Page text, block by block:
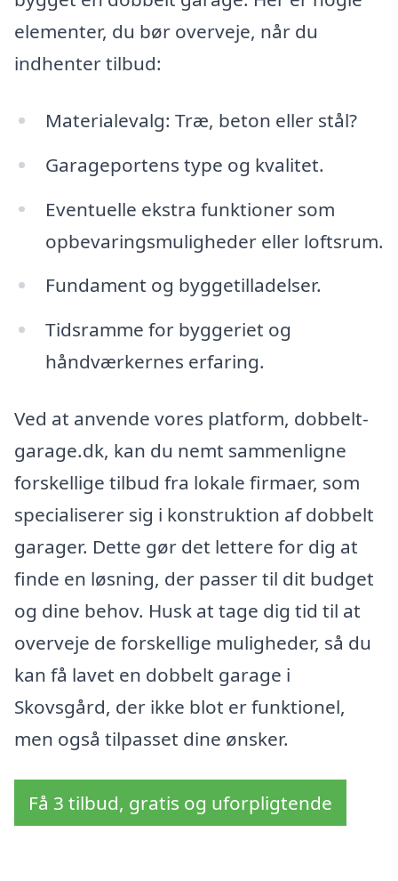
elementer, du bør overveje, når du
indhenter tilbud:
Materialevalg: Træ, beton eller stål?
Garageportens type og kvalitet.
Eventuelle ekstra funktioner som
opbevaringsmuligheder eller loftsrum.
Fundament og byggetilladelser.
Tidsramme for byggeriet og
håndværkernes erfaring.
Ved at anvende vores platform, dobbelt-
garage.dk, kan du nemt sammenligne
forskellige tilbud fra lokale firmaer, som
specialiserer sig i konstruktion af dobbelt
garager. Dette gør det lettere for dig at
finde en løsning, der passer til dit budget
og dine behov. Husk at tage dig tid til at
overveje de forskellige muligheder, så du
kan få lavet en dobbelt garage i
Skovsgård, der ikke blot er funktionel,
men også tilpasset dine ønsker.
Få 3 tilbud, gratis og uforpligtende